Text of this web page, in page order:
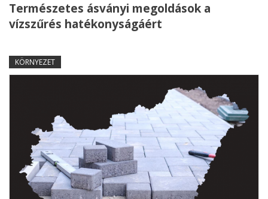
Természetes ásványi megoldások a
vízszűrés hatékonyságáért
KÖRNYEZET